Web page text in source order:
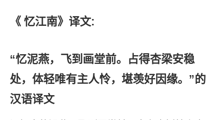
《 忆江南》译文:
“忆泥燕，飞到画堂前。占得杏梁安稳
处，体轻唯有主人怜，堪羡好因缘。”的
汉语译文